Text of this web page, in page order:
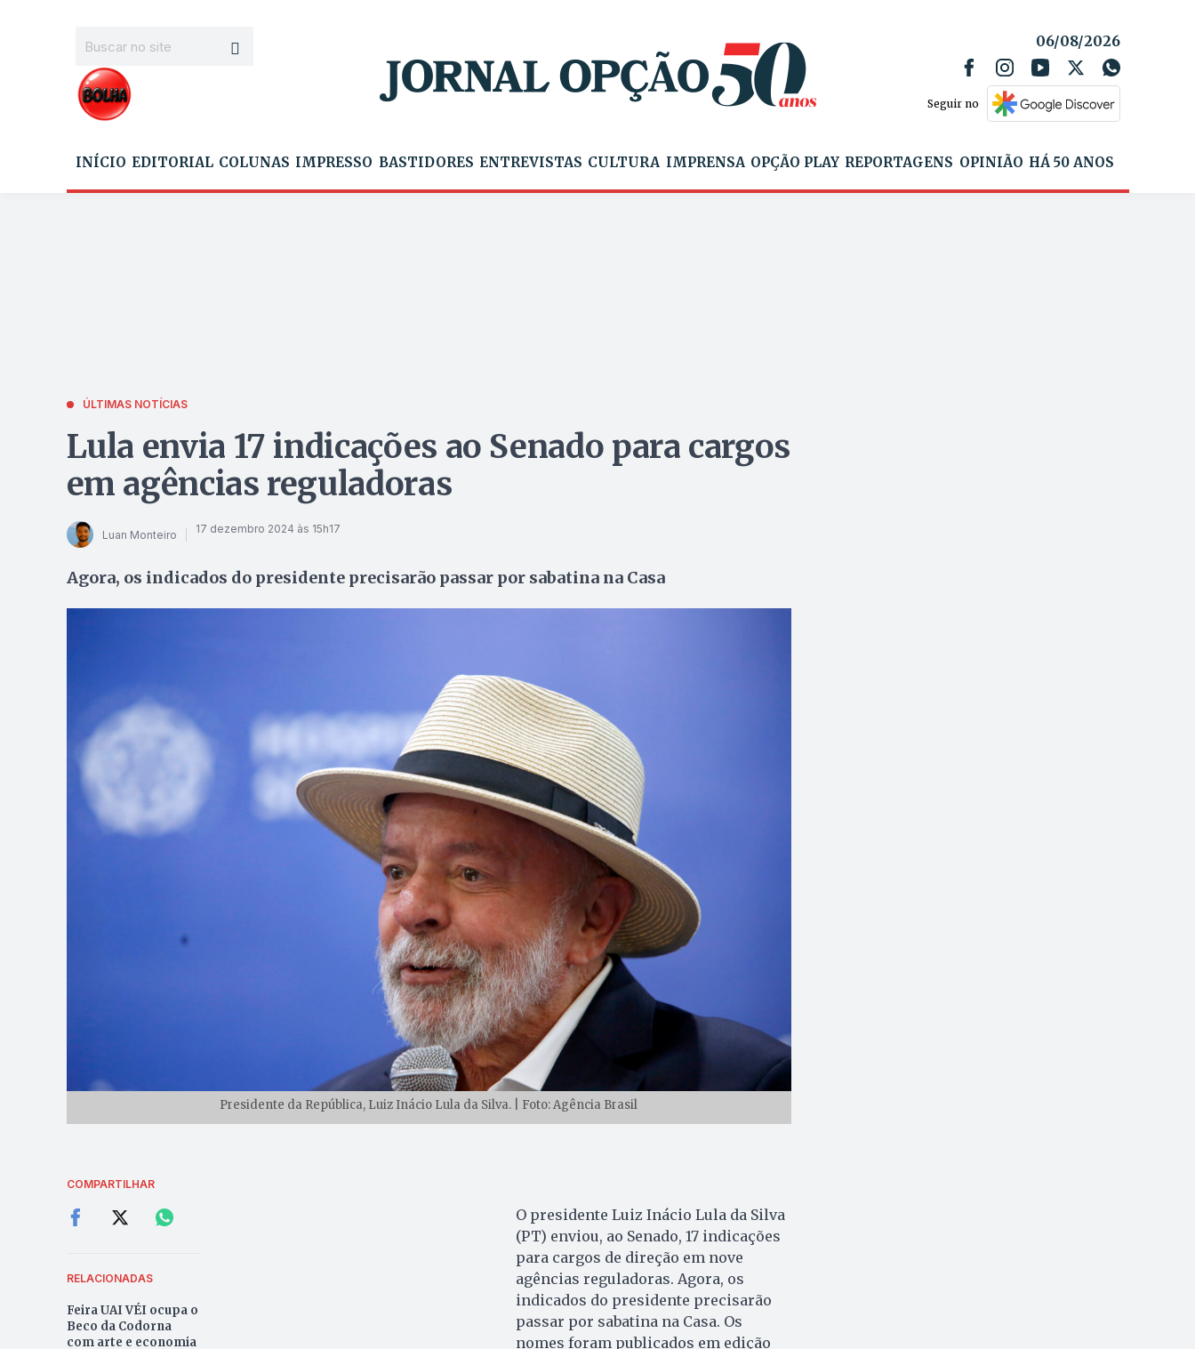
06/08/2026
Seguir no
INÍCIO EDITORIAL COLUNAS IMPRESSO BASTIDORES ENTREVISTAS CULTURA IMPRENSA OPÇÃO PLAY REPORTAGENS OPINIÃO HÁ 50 ANOS
ÚLTIMAS NOTÍCIAS
Lula envia 17 indicações ao Senado para cargos
em agências reguladoras
Luan Monteiro 17 dezembro 2024 às 15h17
Agora, os indicados do presidente precisarão passar por sabatina na Casa
Presidente da República, Luiz Inácio Lula da Silva. | Foto: Agência Brasil
COMPARTILHAR
RELACIONADAS
Feira UAI VÉI ocupa o
Beco da Codorna
com arte e economia
O presidente Luiz Inácio Lula da Silva
(PT) enviou, ao Senado, 17 indicações
para cargos de direção em nove
agências reguladoras. Agora, os
indicados do presidente precisarão
passar por sabatina na Casa. Os
nomes foram publicados em edição